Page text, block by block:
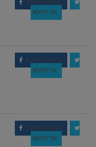
ХУВААЛЦАХ
ЖИРГЭХ
ХУВААЛЦАХ
ЖИРГЭХ
ХУВААЛЦАХ
ЖИРГЭХ